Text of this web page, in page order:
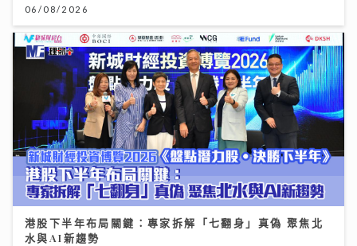
06/08/2026
港股下半年布局關鍵：專家拆解「七翻身」真偽 聚焦北
水與AI新趨勢